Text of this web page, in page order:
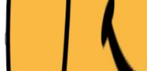
Local de atendimento